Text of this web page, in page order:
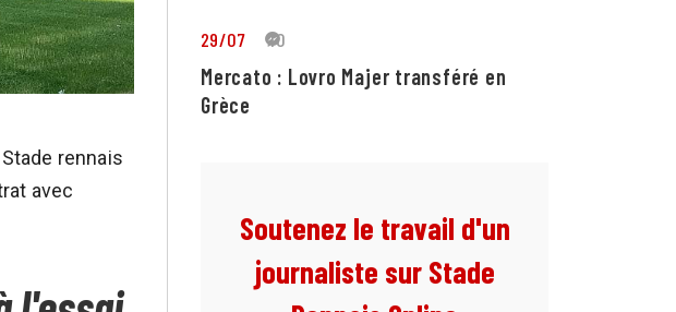
rennais
avec
29/07 10
Mercato : Lovro Majer transféré en
Grèce
Soutenez le travail d'un
journaliste sur Stade